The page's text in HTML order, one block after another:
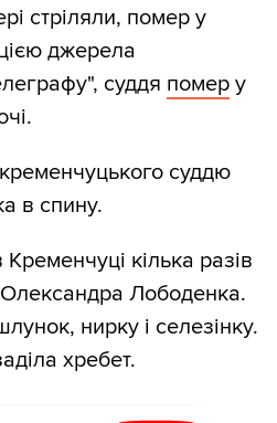
стріляли, помер у
джерела
суддя помер у
суддю
в спину.
кілька разів
Лободенка.
нирку і селезінку.
хребет.